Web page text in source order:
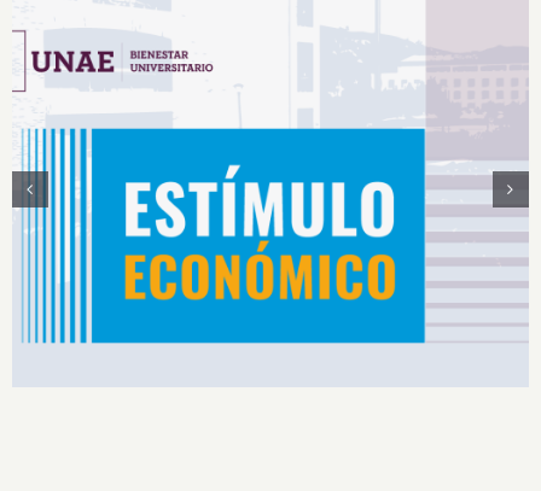
Estímulos Económicos para Deportistas de Alto
Rendimiento IS2026